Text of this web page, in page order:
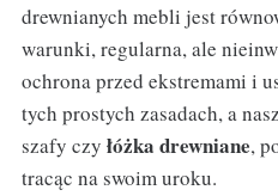
drewnianych mebli jest
warunki, regularna, ale
ochrona przed ekstremami i
tych prostych zasadach, a
szafy czy łóżka drewniane,
tracąc na swoim uroku.